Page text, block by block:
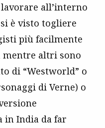
all’interno
è visto togliere
più facilmente
altri sono
di “Westworld” o
di Verne) o
in India da far